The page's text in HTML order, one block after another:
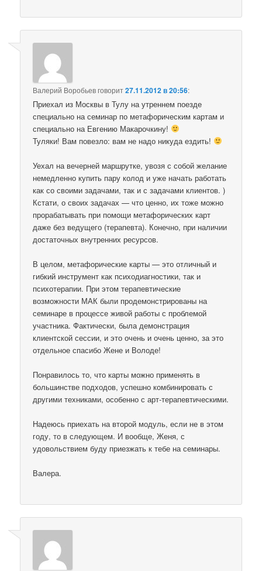
Валерий Воробьевговорит27.11.2012 в 20:56:
Приехал из Москвы в Тулу на утреннем поезде
специально на семинар по метафорическим картам и
специально на Евгению Макарочкину!
Туляки! Вам повезло: вам не надо никуда ездить!
Уехал на вечерней маршрутке, увозя с собой желание
немедленно купить пару колод и уже начать работать
как со своими задачами, так и с задачами клиентов. )
Кстати, о своих задачах — что ценно, их тоже можно
прорабатывать при помощи метафорических карт
даже без ведущего (терапевта). Конечно, при наличии
достаточных внутренних ресурсов.
В целом, метафорические карты — это отличный и
гибкий инструмент как психодиагностики, так и
психотерапии. При этом терапевтические
возможности МАК были продемонстрированы на
семинаре в процессе живой работы с проблемой
участника. Фактически, была демонстрация
клиентской сессии, и это очень и очень ценно, за это
отдельное спасибо Жене и Володе!
Понравилось то, что карты можно применять в
большинстве подходов, успешно комбинировать с
другими техниками, особенно с арт-терапевтическими.
Надеюсь приехать на второй модуль, если не в этом
году, то в следующем. И вообще, Женя, с
удовольствием буду приезжать к тебе на семинары.
Валера.